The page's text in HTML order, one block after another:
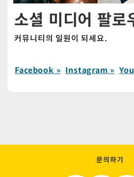
소셜 미디어 팔로
커뮤니티의 일원이 되세요.
Facebook » Instagram »
문의하기